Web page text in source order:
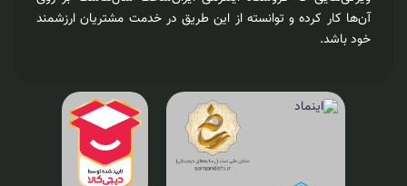
آن‌ها کار کرده و توانسته از این طریق در خدمت مشتریان ارزشمند
خود باشد.